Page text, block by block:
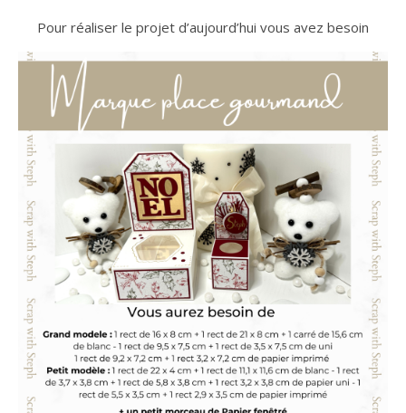
Pour réaliser le projet d’aujourd’hui vous avez besoin